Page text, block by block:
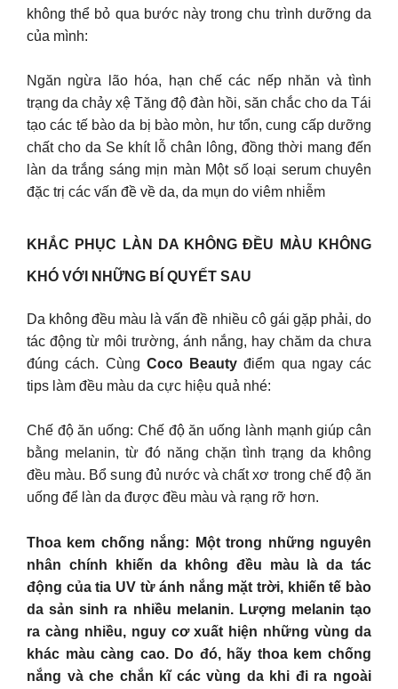
không thể bỏ qua bước này trong chu trình dưỡng da
của mình:
Ngăn ngừa lão hóa, hạn chế các nếp nhăn và tình
trạng da chảy xệ Tăng độ đàn hồi, săn chắc cho da Tái
tạo các tế bào da bị bào mòn, hư tổn, cung cấp dưỡng
chất cho da Se khít lỗ chân lông, đồng thời mang đến
làn da trắng sáng mịn màn Một số loại serum chuyên
đặc trị các vấn đề về da, da mụn do viêm nhiễm
KHẮC PHỤC LÀN DA KHÔNG ĐỀU MÀU​ KHÔNG
KHÓ VỚI NHỮNG BÍ QUYẾT SAU
Da không đều màu là vấn đề nhiều cô gái gặp phải, do
tác động từ môi trường, ánh nắng, hay chăm da chưa
đúng cách. Cùng Coco Beauty điểm qua ngay các
tips làm đều màu da cực hiệu quả nhé:
Chế độ ăn uống: Chế độ ăn uống lành mạnh giúp cân
bằng melanin, từ đó năng chặn tình trạng da không
đều màu. Bổ sung đủ nước và chất xơ trong chế độ ăn
uống để làn da được đều màu và rạng rỡ hơn. ​
Thoa kem chống nắng: Một trong những nguyên
nhân chính khiến da không đều màu là da tác
động của tia UV từ ánh nắng mặt trời, khiến tế bào
da sản sinh ra nhiều melanin. Lượng melanin tạo
ra càng nhiều, nguy cơ xuất hiện những vùng da
khác màu càng cao. Do đó, hãy thoa kem chống
nắng và che chắn kĩ các vùng da khi đi ra ngoài